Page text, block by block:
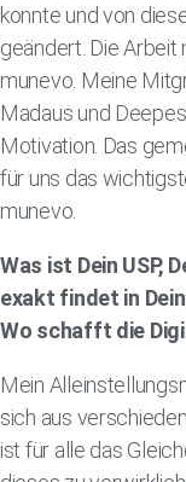
konnte und von
geändert. Die
munevo. Meine
Madaus und
Motivation. Das
für uns das
munevo.
Was ist Dein USP,
exakt findet in
Wo schafft die
Mein
sich aus
ist für alle das